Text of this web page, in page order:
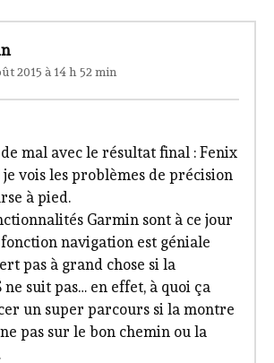
2015 à 14 h 52 min
de mal avec le résultat final : Fenix
je vois les problèmes de précision
à pied.
Garmin sont à ce jour
navigation est géniale
pas à grand chose si la
ne suit pas… en effet, à quoi ça
un super parcours si la montre
pas sur le bon chemin ou la